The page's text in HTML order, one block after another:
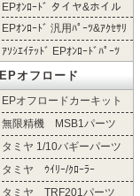
EPｵﾝﾛｰﾄﾞ タイヤ&ホイル
EPｵﾝﾛｰﾄﾞ 汎用ﾊﾟｰﾂ&ｱｸｾｻﾘ
ｱｿｼｴｲﾃｯﾄﾞ EPｵﾝﾛｰﾄﾞﾊﾟｰﾂ
EPオフロード
EPオフロードカーキット
無限精機 MSB1パーツ
タミヤ 1/10バギーパーツ
タミヤ ｳｲﾘｰ/ｸﾛｰﾗｰ
タミヤ TRF201パーツ